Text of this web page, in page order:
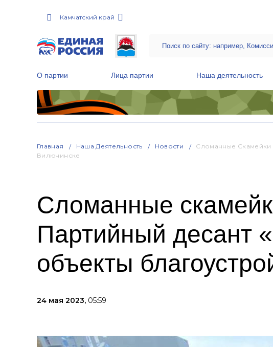
Камчатский край
О партии Лица партии Наша деятельность
Главная Наша Деятельность Новости
Сломанные Скамейки
Вилючинске
Сломанные
Партийный десант
объекты
24 мая 2023, 05:59